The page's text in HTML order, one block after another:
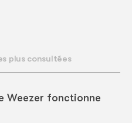
plus consultées
Weezer fonctionne